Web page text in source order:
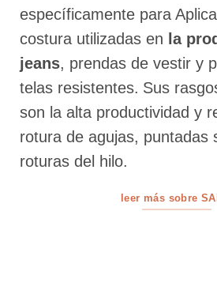
específicamente para
costura utilizadas en la
jeans, prendas de vestir y
telas resistentes. Sus
son la alta productividad y
rotura de agujas, puntadas
roturas del hilo.
leer más sobre